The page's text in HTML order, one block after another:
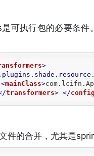
可执行包的必要条
>
<mainClass>
transformers> </
件的合并，尤其是